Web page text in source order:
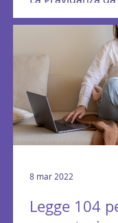
La gravidanza
mamma di
vari fasi con
al susseguirsi
8 mar 2022